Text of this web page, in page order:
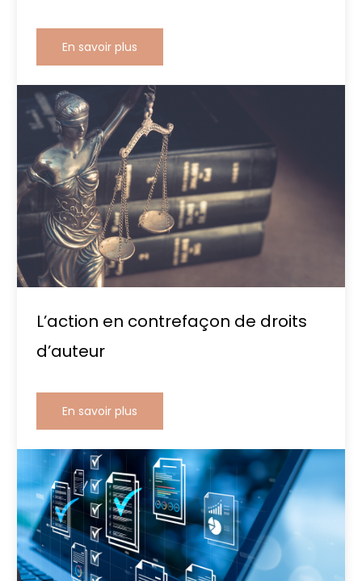
En savoir plus
L’action en contrefaçon de droits
d’auteur
En savoir plus